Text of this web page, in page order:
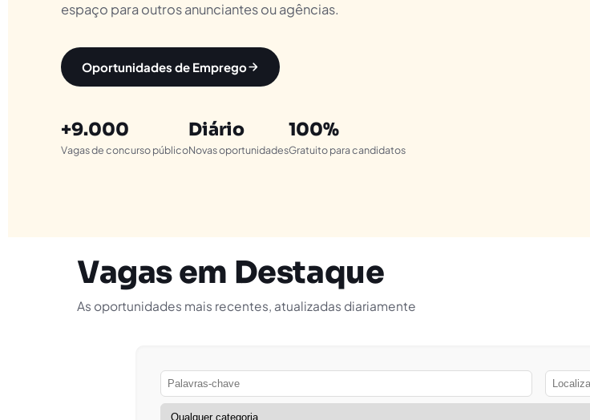
espaço para outros anunciantes ou agências.
Oportunidades de Emprego
+9.000
Vagas de concurso público
Diário
Novas oportunidades
100%
Gratuito para candidatos
Vagas em Destaque
As oportunidades mais recentes, atualizadas diariamente